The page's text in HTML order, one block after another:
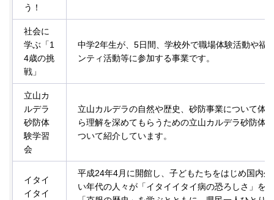
う！
社会に
学ぶ「1
4歳の挑
戦」
中学2年生が、5日間、学校外で職場体験活動や福
ンティ活動等に参加する事業です。
立山カ
ルデラ
砂防体
験学習
会
立山カルデラの自然や歴史、砂防事業について体
ら理解を深めてもらうための立山カルデラ砂防体
ついて紹介しています。
イタイ
イタイ
平成24年4月に開館し、子どもたちをはじめ国内
い年代の人々が「イタイイタイ病の恐ろしさ」を